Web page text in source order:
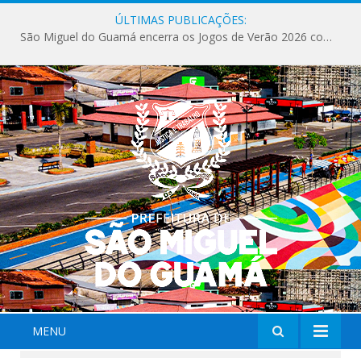
ÚLTIMAS PUBLICAÇÕES:
MENU